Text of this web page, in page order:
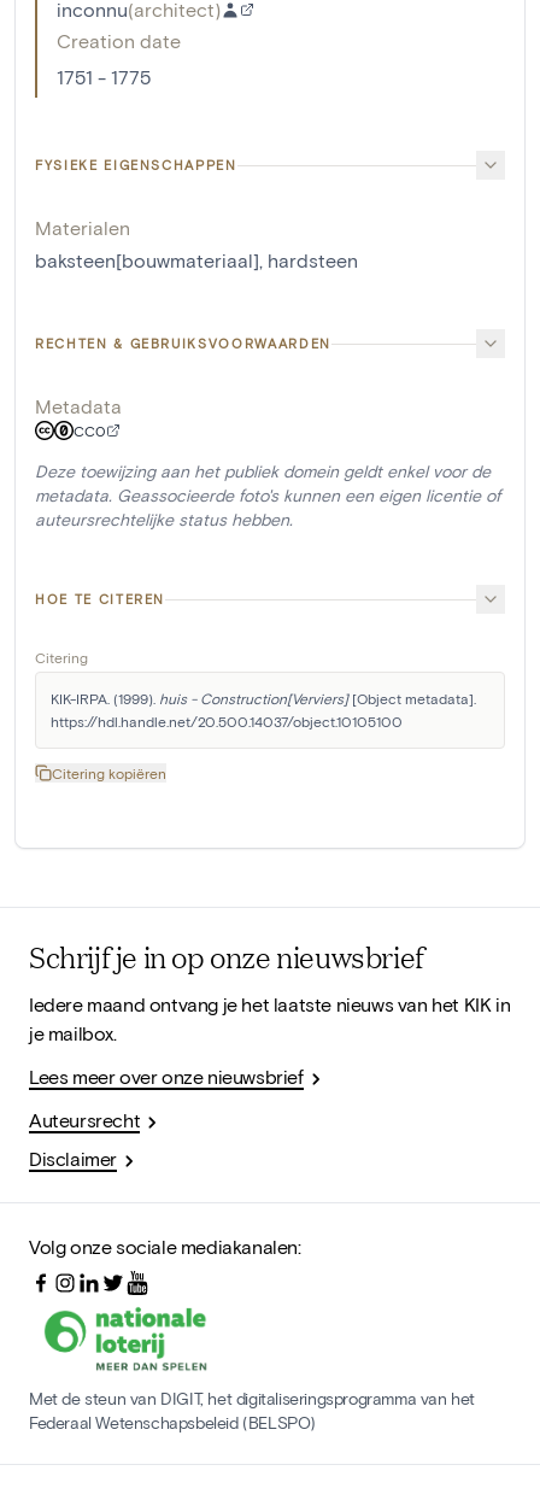
inconnu(architect)
Creation date
1751 - 1775
FYSIEKE EIGENSCHAPPEN
Materialen
baksteen[bouwmateriaal], hardsteen
RECHTEN & GEBRUIKSVOORWAARDEN
Metadata
CC0
Deze toewijzing aan het publiek domein geldt enkel voor de
metadata. Geassocieerde foto's kunnen een eigen licentie of
auteursrechtelijke status hebben.
HOE TE CITEREN
Citering
KIK-IRPA. (1999). huis - Construction[Verviers] [Object metadata].
https://hdl.handle.net/20.500.14037/object.10105100
Citering kopiëren
Schrijf je in op onze nieuwsbrief
Iedere maand ontvang je het laatste nieuws van het KIK in
je mailbox.
Lees meer over onze nieuwsbrief
Auteursrecht
Disclaimer
Volg onze sociale mediakanalen:
Met de steun van DIGIT, het digitaliseringsprogramma van het
Federaal Wetenschapsbeleid (BELSPO)